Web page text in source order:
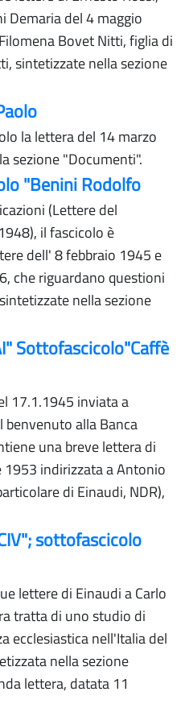
Demaria del 4 maggio
Bovet Nitti, figlia di
sintetizzate nella sezione
la lettera del 14 marzo
sezione "Documenti".
"Benini Rodolfo
(Lettere del
il fascicolo è
dell' 8 febbraio 1945 e
che riguardano questioni
nella sezione
Sottofascicolo"Caffè
17.1.1945 inviata a
benvenuto alla Banca
una breve lettera di
1953 indirizzata a Antonio
di Einaudi, NDR),
CIV"; sottofascicolo
lettere di Einaudi a Carlo
tratta di uno studio di
ecclesiastica nell'Italia del
nella sezione
lettera, datata 11